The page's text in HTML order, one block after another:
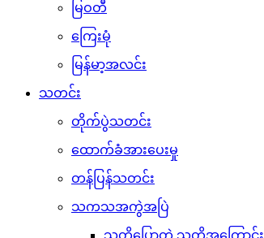
မြဝတီ
ကြေးမုံ
မြန်မာ့အလင်း
သတင်း
တိုက်ပွဲသတင်း
ထောက်ခံအားပေးမှု
တန်ပြန်သတင်း
သကသအကွဲအပြဲ
သူတို့ပြောတဲ့ သူတို့အကြောင်း